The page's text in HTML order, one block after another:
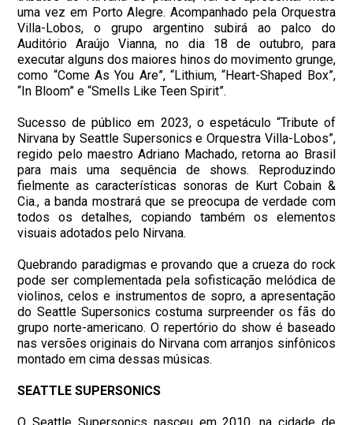
uma vez em Porto Alegre. Acompanhado pela Orquestra
Villa-Lobos, o grupo argentino subirá ao palco do
Auditório Araújo Vianna, no dia 18 de outubro, para
executar alguns dos maiores hinos do movimento grunge,
como “Come As You Are”, “Lithium, “Heart-Shaped Box”,
“In Bloom” e “Smells Like Teen Spirit”.
Sucesso de público em 2023, o espetáculo “Tribute of
Nirvana by Seattle Supersonics e Orquestra Villa-Lobos”,
regido pelo maestro Adriano Machado, retorna ao Brasil
para mais uma sequência de shows. Reproduzindo
fielmente as características sonoras de Kurt Cobain &
Cia., a banda mostrará que se preocupa de verdade com
todos os detalhes, copiando também os elementos
visuais adotados pelo Nirvana.
Quebrando paradigmas e provando que a crueza do rock
pode ser complementada pela sofisticação melódica de
violinos, celos e instrumentos de sopro, a apresentação
do Seattle Supersonics costuma surpreender os fãs do
grupo norte-americano. O repertório do show é baseado
nas versões originais do Nirvana com arranjos sinfônicos
montado em cima dessas músicas.
SEATTLE SUPERSONICS